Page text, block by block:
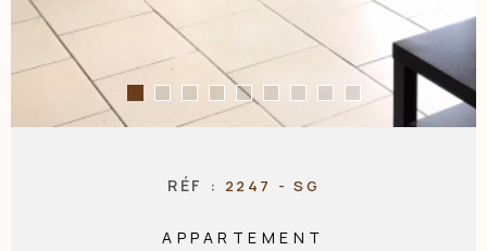
RÉF : 2247 - SG
APPARTEMENT